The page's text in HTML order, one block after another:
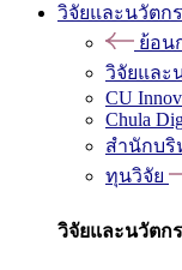
วิจัยและนวัตก
ย้อน
วิจัยและ
CU
Chula
สำนักบริ
ทุนวิจัย
วิจัยและนวัตก